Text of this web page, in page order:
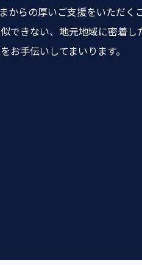
からの厚いご支援をいただく
できない、地元地域に密着
お手伝いしてまいります。